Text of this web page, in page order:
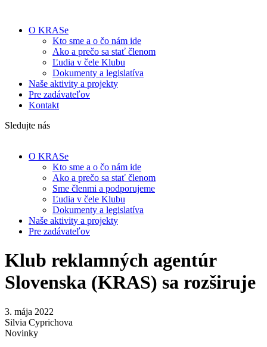
O KRASe
Kto sme a o čo nám ide
Ako a prečo sa stať členom
Ľudia v čele Klubu
Dokumenty a legislatíva
Naše aktivity a projekty
Pre zadávateľov
Kontakt
Sledujte nás
O KRASe
Kto sme a o čo nám ide
Ako a prečo sa stať členom
Sme členmi a podporujeme
Ľudia v čele Klubu
Dokumenty a legislatíva
Naše aktivity a projekty
Pre zadávateľov
Klub reklamných agentúr
Slovenska (KRAS) sa rozširuje
3. mája 2022
Silvia Cyprichova
Novinky